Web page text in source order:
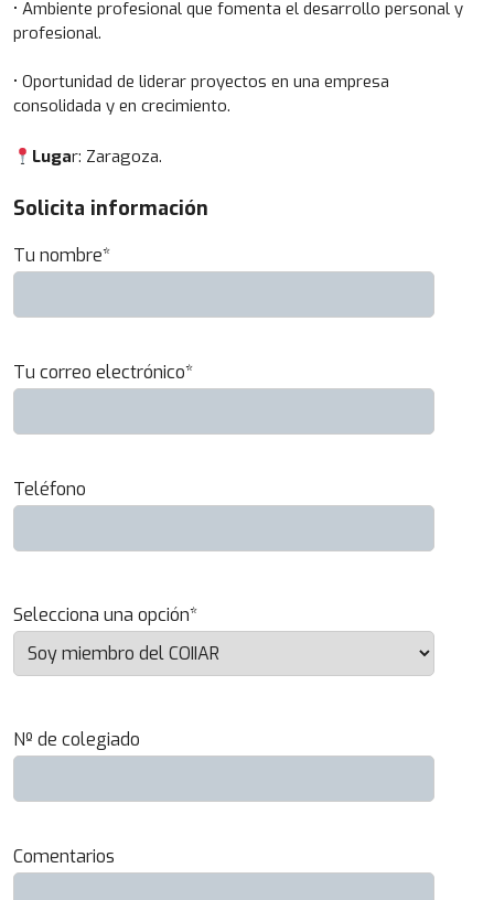
• Ambiente profesional que fomenta el desarrollo personal y
profesional.
• Oportunidad de liderar proyectos en una empresa
consolidada y en crecimiento.
Lugar: Zaragoza.
Solicita información
Tu nombre*
Tu correo electrónico*
Teléfono
Selecciona una opción*
Nº de colegiado
Comentarios